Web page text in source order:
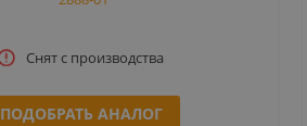
Снят с производства
ПОДОБРАТЬ АНАЛОГ